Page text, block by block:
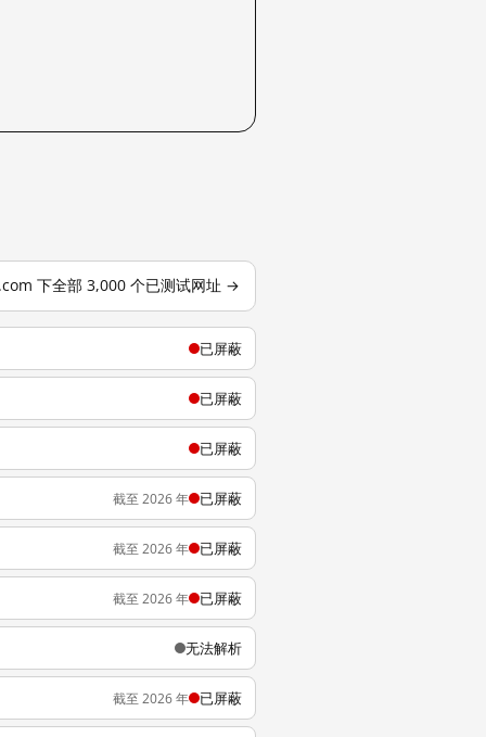
下全部 3,000 个已测试网址 →
已屏蔽
已屏蔽
已屏蔽
截至 2026 年 已屏蔽
截至 2026 年 已屏蔽
截至 2026 年 已屏蔽
无法解析
截至 2026 年 已屏蔽